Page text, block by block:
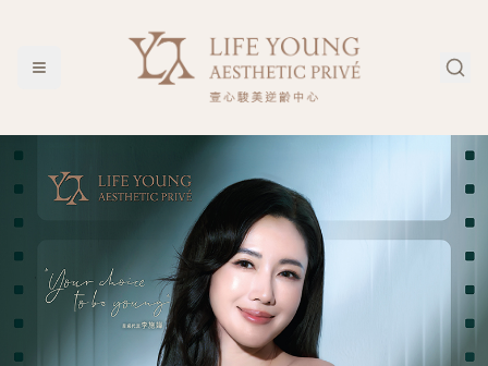
一人一肌 定格年輕 — Life Young Aesthetic